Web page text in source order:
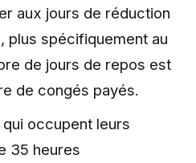
aux jours de réduction
plus spécifiquement au
de jours de repos est
de congés payés.
occupent leurs
35 heures